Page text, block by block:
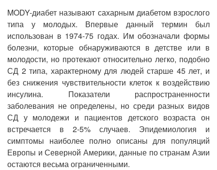
MODY-диабет называют сахарным диабетом взрослого
типа у молодых. Впервые данный термин был
использован в 1974-75 годах. Им обозначали формы
болезни, которые обнаруживаются в детстве или в
молодости, но протекают относительно легко, подобно
СД 2 типа, характерному для людей старше 45 лет, и
без снижения чувствительности клеток к воздействию
инсулина. Показатели распространенности
заболевания не определены, но среди разных видов
СД у молодежи и пациентов детского возраста он
встречается в 2-5% случаев. Эпидемиология и
симптомы наиболее полно описаны для популяций
Европы и Северной Америки, данные по странам Азии
остаются весьма ограниченными.